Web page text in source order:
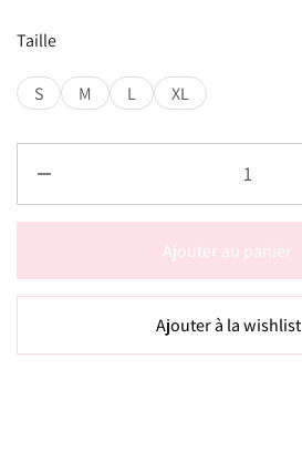
Taille
S M L XL
Ajouter au panier
Ajouter à la wishlist